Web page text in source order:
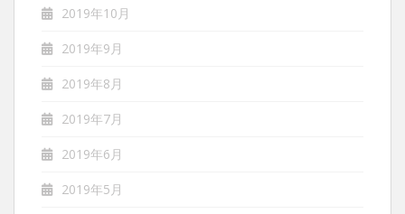
2019年10月
2019年9月
2019年8月
2019年7月
2019年6月
2019年5月